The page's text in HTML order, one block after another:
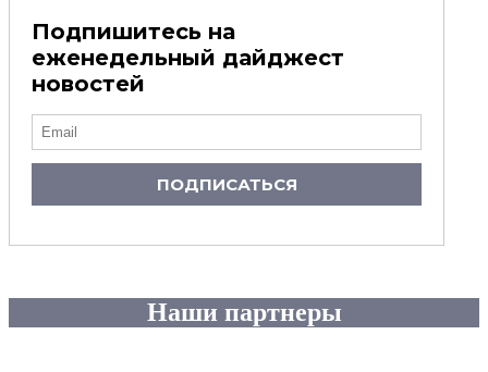
Подпишитесь на
еженедельный дайджест
новостей
ПОДПИСАТЬСЯ
Наши партнеры